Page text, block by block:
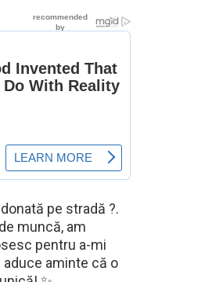
pe stradă ?.
muncă, am
pentru a-mi
aminte că o